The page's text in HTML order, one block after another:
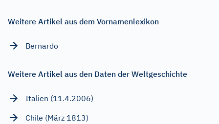
Weitere Artikel aus dem Vornamenlexikon
Bernardo
Weitere Artikel aus den Daten der Weltgeschichte
Italien (11.4.2006)
Chile (März 1813)